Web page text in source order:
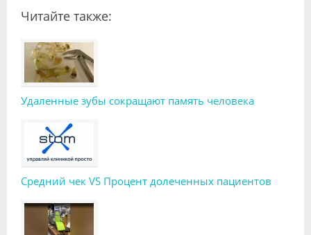
Читайте также:
Удаленные зубы сокращают память человека
Средний чек VS Процент долеченных пациентов